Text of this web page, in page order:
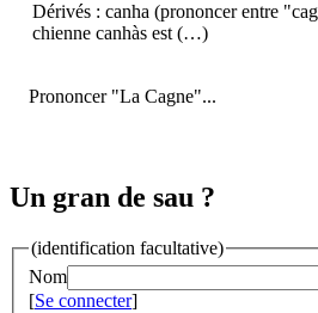
Dérivés : canha (prononcer entre
chienne canhàs est (…)
Prononcer "La Cagne"...
Un gran de sau ?
(identification facultative)
Nom
[Se connecter]